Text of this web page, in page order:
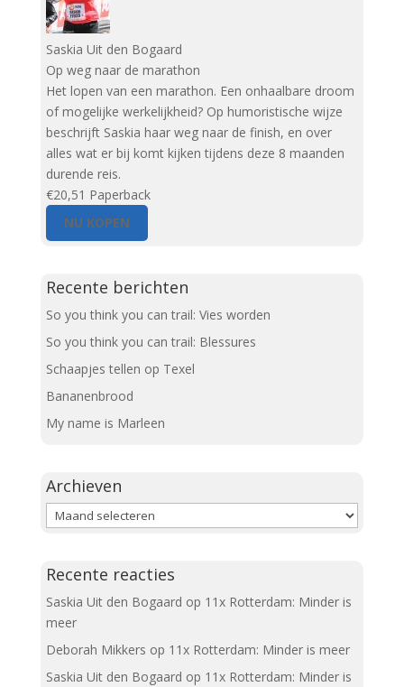
Saskia Uit den Bogaard
Op weg naar de marathon
Het lopen van een marathon. Een onhaalbare droom
of mogelijke werkelijkheid? Op humoristische wijze
beschrijft Saskia haar weg naar de finish, en over
alles wat er bij komt kijken tijdens deze 8 maanden
durende reis.
€20,51 Paperback
NU KOPEN
Recente berichten
So you think you can trail: Vies worden
So you think you can trail: Blessures
Schaapjes tellen op Texel
Bananenbrood
My name is Marleen
Archieven
Archieven
Recente reacties
Saskia Uit den Bogaard op 11x Rotterdam: Minder is
meer
Deborah Mikkers op 11x Rotterdam: Minder is meer
Saskia Uit den Bogaard op 11x Rotterdam: Minder is